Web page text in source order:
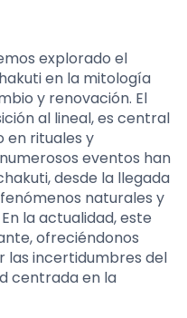
explorado el
en la mitología
y renovación. El
al lineal, es central
en rituales y
eventos han
desde la llegada
naturales y
la actualidad, este
ofreciéndonos
incertidumbres del
centrada en la